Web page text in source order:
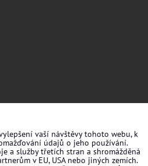
vaší návštěvy tohoto webu, k
údajů o jeho používání.
a služby třetích stran a shromážděná
v EU, USA nebo jiných zemích.